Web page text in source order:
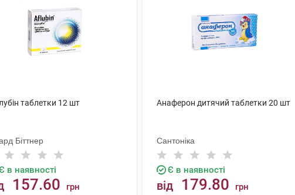
таблетки 12 шт
Біттнер
в наявності
157.60 грн
Анаферон дитячий таблетки 20 шт
Сантоніка
Є в наявності
від 179.80 грн